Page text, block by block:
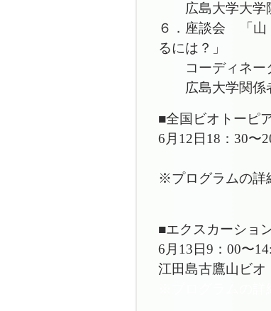
広島大学大学
６．座談会 「山
るには？」
コーディネー
広島大学関係
■全国ビオトーピ
6月12日18：30
※プログラムの詳
■エクスカーショ
6月13日9：00〜
江⽥島古鷹⼭ビオ